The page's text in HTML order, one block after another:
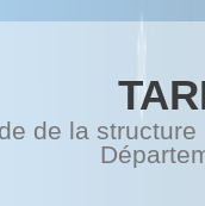
de la